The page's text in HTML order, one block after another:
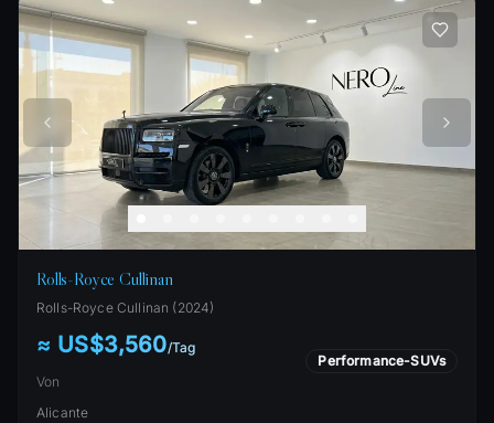
Rolls-Royce Cullinan
Rolls-Royce Cullinan (2024)
≈ US$3,560/Tag
Von
Performance-SUVs
Alicante